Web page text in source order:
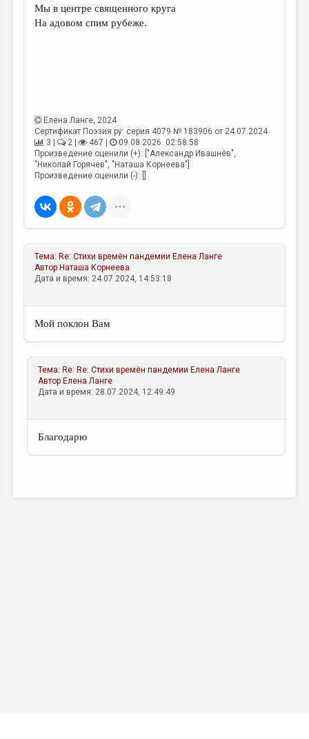
Мы в центре священного круга
На адовом спим рубеже.
Елена Ланге, 2024
Сертификат Поэзия.ру: серия 4079 № 183906 от 24.07.2024
3 |
2 | 467 |
09.08.2026. 02:58:58
Произведение оценили (+): ["Александр Ивашнёв",
"Николай Горячев", "Наташа Корнеева"]
Произведение оценили (-): []
Тема: Re: Стихи времён пандемии Елена Ланге
Автор Наташа Корнеева
Дата и время: 24.07.2024, 14:53:18
Мой поклон Вам
Тема: Re: Re: Стихи времён пандемии Елена Ланге
Автор Елена Ланге
Дата и время: 28.07.2024, 12:49:49
Благодарю